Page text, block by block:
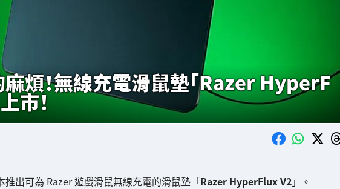
煩！無線充電滑鼠墊「Razer HyperF
市！
推出可為 Razer 遊戲滑鼠無線充電的滑鼠墊「Razer HyperFlux V2」。